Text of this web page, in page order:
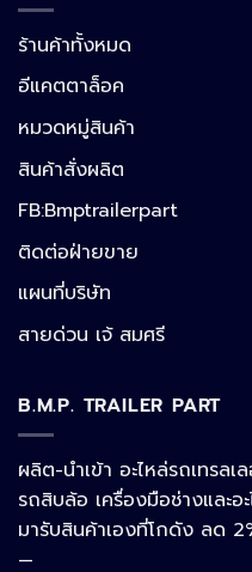
ร้านค้าทั้งหมด
อีแคตตาล็อค
หมวดหมู่สินค้า
สินค้าสั่งผลิต
FB:Bmptrailerpart
ติดต่อฝ่ายขาย
แผนที่บริษัท
สายด่วน เจ้ สมศรี
B.M.P. TRAILER PART
ผลิต-นำเข้า อะไหล่รถเทรล
รถสิบล้อ เครื่องมือช่างและอ
มารับสินค้าเองที่โกดัง ลด
—